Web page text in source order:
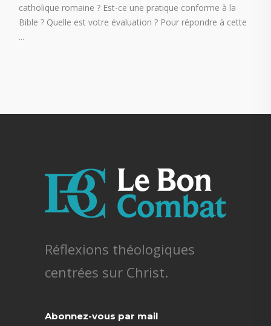
catholique romaine ? Est-ce une pratique conforme à la
Bible ? Quelle est votre évaluation ? Pour répondre à cette
Réflexions théologiques
centrées sur Christ.
Abonnez-vous par mail